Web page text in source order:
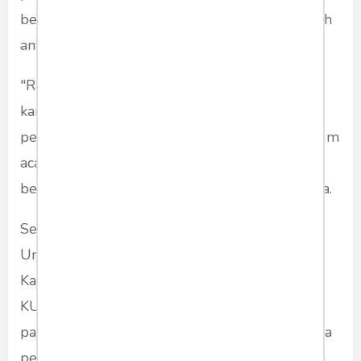
berjalan secara efektif dan tidak tumpang tindih
antar institusi.
"Rancangan KUHAP harus menjadi refleksi
karakter hukum kita. Pembaruan ini adalah
peluang emas untuk membangun sistem hukum
acara pidana yang modern, terintegrasi, dan
berakar pada nilai-nilai keadilan sosial," ujarnya.
Sementara itu, Dekan Fakultas Hukum
Universitas Islam Malang (UNISMA), Dr. Arfan
Kaimudin, S.H., M.H., mengatakan pembaruan
KUHAP tidak hanya menyangkut perubahan
pasal demi pasal, tetapi harus berorientasi pada